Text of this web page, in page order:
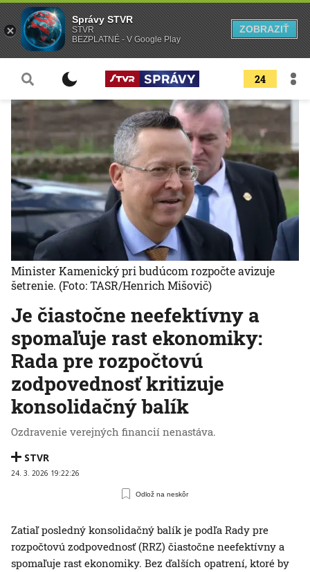
24
Je čiastočne neefektívny a
spomaľuje rast ekonomiky:
Rada pre rozpočtovú
zodpovednosť kritizuje
konsolidačný balík
Ozdravenie verejných financií nenastáva.
STVR
24. 3. 2026 19:22:26
Odlož na neskôr
Minister Kamenický pri budúcom rozpočte avizuje
šetrenie. (Foto: TASR/Henrich Mišovič)
Zatiaľ posledný konsolidačný balík je podľa Rady pre
rozpočtovú zodpovednosť (RRZ) čiastočne neefektívny a
spomaľuje rast ekonomiky. Bez ďalších opatrení, ktoré by
Správy STVR
STVR
BEZPLATNÉ - V Google Play
ZOBRAZIŤ